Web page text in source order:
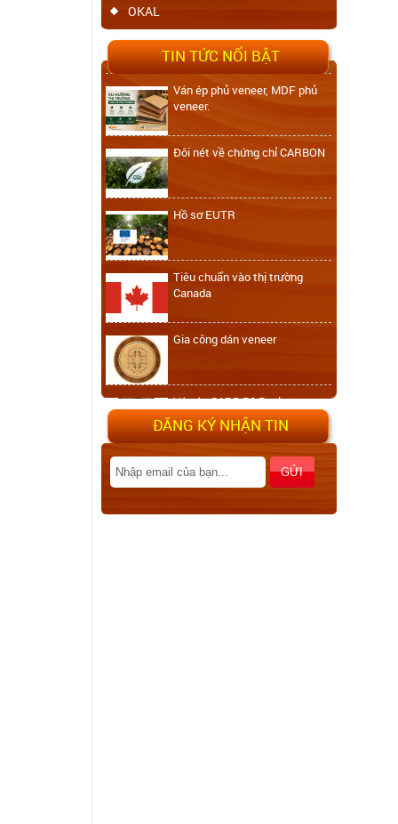
OKAL
TIN TỨC NỔI BẬT
Ván ép phủ veneer, MDF phủ
veneer.
Canada
Sơn UV, Gia công sơn UV, phủ
UV, lót UV
và các cách ghép tạo vân
ĐĂNG KÝ NHẬN TIN